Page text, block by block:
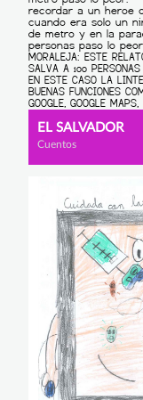
EL SALVADOR
Cuentos